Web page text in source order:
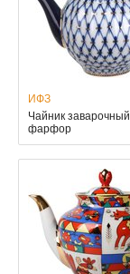
ИФЗ
Чайник
фарфор